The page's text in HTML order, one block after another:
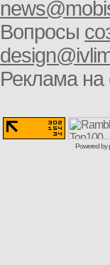
Вопросы
Реклама на
Powered by